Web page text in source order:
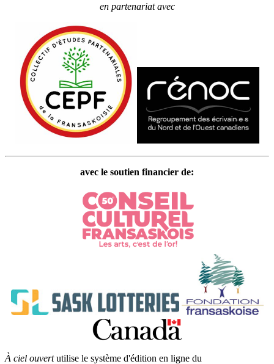
en partenariat avec
avec le soutien financier de:
À ciel ouvertutilise le système d'édition en ligne du